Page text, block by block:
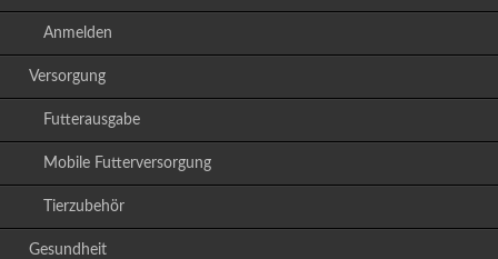
Anmelden
Versorgung
Futterausgabe
Mobile Futterversorgung
Tierzubehör
Gesundheit